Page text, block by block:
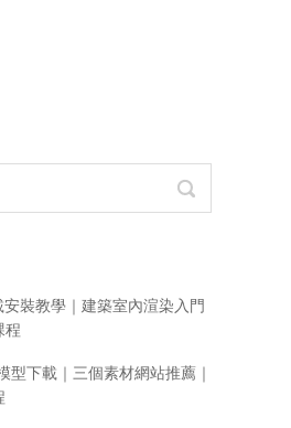
裝教學｜建築室內渲染入門
程
型下載｜三個素材網站推薦｜